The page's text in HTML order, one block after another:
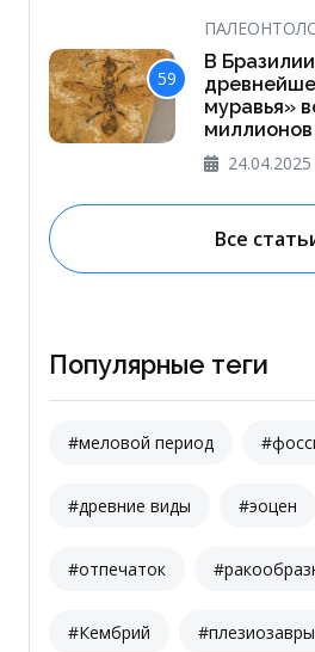
59
В
муравья»
миллионов
24.04.2025
Все
Популярные теги
#меловой период
#древние виды #эоцен
#отпечаток
#Кембрий #плезиозавры